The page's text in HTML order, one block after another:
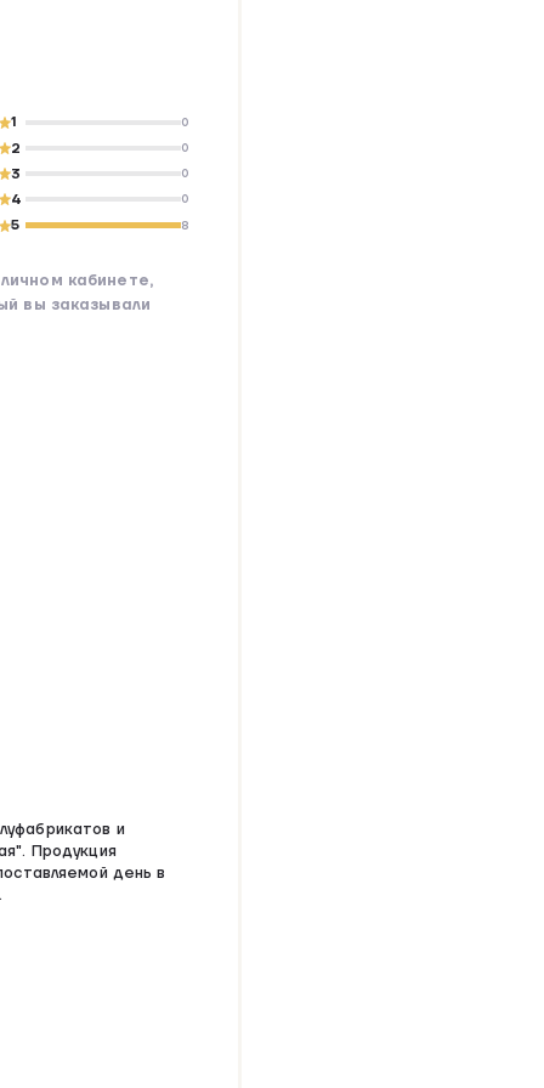
1 0
2 0
3 0
4 0
5 8
кабинете,
вы заказывали
и
Продукция
день в